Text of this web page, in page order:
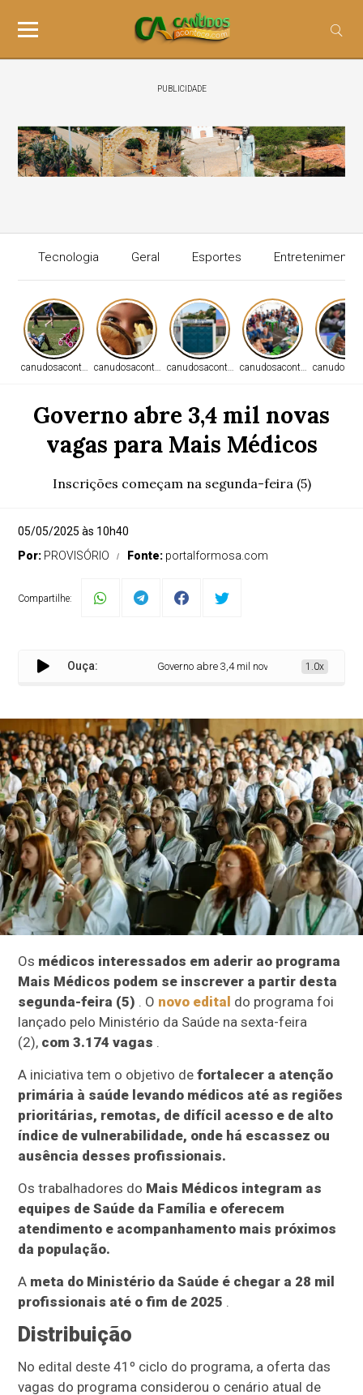
PUBLICIDADE
Tecnologia Geral Esportes Entretenimento
canudosacontece.comcanudosacontece.comcanudosacontece.comcanudosacontece.com
Governo abre 3,4 mil novas
vagas para Mais Médicos
Inscrições começam na segunda-feira (5)
05/05/2025 às 10h40
Por: PROVISÓRIO Fonte: portalformosa.com
Compartilhe:
Ouça: Governo abre 3,4 mil novas vagas para Mais
1.0x
Os médicos interessados em aderir ao programa
Mais Médicos podem se inscrever a partir desta
segunda-feira (5) . O novo edital do programa foi
lançado pelo Ministério da Saúde na sexta-feira
(2), com 3.174 vagas .
A iniciativa tem o objetivo defortalecer a atenção
primária à saúde levando médicos até as regiões
prioritárias, remotas, de difícil acesso e de alto
índice de vulnerabilidade, onde há escassez ou
ausência desses profissionais.
Os trabalhadores do Mais Médicos integram as
equipes de Saúde da Família e oferecem
atendimento e acompanhamento mais próximos
da população.
A meta do Ministério da Saúde é chegar a 28 mil
profissionais até o fim de 2025 .
Distribuição
No edital deste 41º ciclo do programa, a oferta das
vagas do programa considerou o cenário atual de